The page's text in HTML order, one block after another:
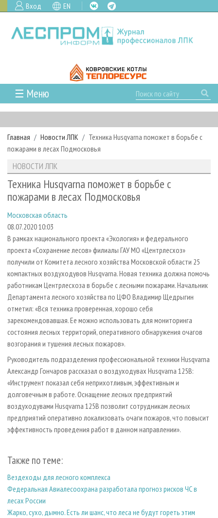
Вход EN
☰ Меню
ГЛАВНАЯ
РУБРИКИ И ТЕМЫ
РУБРИКИ ЖУРНАЛА
ЛЕСОЗАГОТОВКА
ЛЕСОПИЛЕНИЕ
СУШКА ДРЕВЕСИНЫ
ПРОИЗВОДСТВО ДРЕВЕСНЫХ ПЛИТ
ДЕРЕВЯННОЕ ДОМОСТРОЕНИЕ
ПРОИЗВОДСТВО МЕБЕЛИ
БИОЭНЕРГЕТИКА
ЦБП
ИНСТРУМЕНТ И МАТЕРИАЛЫ
НОВОСТИ
НОВОСТИ ЛПК
НОВОСТИ ЖУРНАЛА
ПРОЕКТЫ ЛПИ
АНАЛИТИКА
ПРЕДПРИЯТИЯ ЛПК
ПЕРСОНЫ
МОБИЛЬНЫЕ ВЫСТАВКИ
ОФИЦИАЛЬНЫЕ ДЕЛЕГАЦИИ
ПРИОРИТЕТНЫЕ ИНВЕСТПРОЕКТЫ
RUSSIAN FORESTRY REVIEW
ГАЗЕТА ЛЕСПРОМФОРУМ
БИБЛИОТЕКА СПЕЦИАЛИСТА
АРХИВ ЖУРНАЛОВ
О ЖУРНАЛЕ
ПОДПИСКА
КОНТАКТЫ
РЕКЛАМОДАТЕЛЯМ
РЕКЛАМА
РЕКЛАМА НА САЙТЕ
Главная Новости ЛПК
Техника Husqvarna поможет в борьбе с
пожарами в лесах Подмосковья
НОВОСТИ ЛПК
Техника Husqvarna поможет в борьбе с
пожарами в лесах Подмосковья
Московская область
08.07.2020 10:03
В рамках национального проекта «Экология» и федерального
проекта «Сохранение лесов» филиалы ГАУ МО «Центрлесхоз»
получили от Комитета лесного хозяйства Московской области 25
компактных воздуходувов Husqvarna. Новая техника должна помочь
работникам Центрлесхоза в борьбе с лесными пожарами. Начальник
Департамента лесного хозяйства по ЦФО Владимир Щедрыгин
отметил: «Вся техника проверенная, хорошо себя
зарекомендовавшая. Ее можно использовать для мониторинга
состояния лесных территорий, оперативного обнаружения очагов
возгорания и тушения лесных пожаров».
Руководитель подразделения профессиональной техники Husqvarna
Александр Гончаров рассказал о воздуходувах Husqvarna 125В:
«Инструмент показал себя неприхотливым, эффективным и
долговечным в работе. Оснащение лесных предприятий
воздуходувами Husqvarna 125В позволит сотрудникам лесных
предприятий оперативно локализовать очаги пожаров, что повысит
эффективность проведения работ в данном направлении».
Также по теме:
Вездеходы для лесного комплекса
Федеральная Авиалесоохрана разработала прогноз рисков ЧС в
лесах России
Жарко, сухо, дымно. Есть ли шанс, что леса не будут гореть этим